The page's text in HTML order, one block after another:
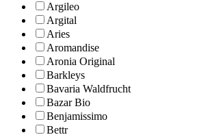
Argileo
Argital
Aries
Aromandise
Aronia Original
Barkleys
Bavaria Waldfrucht
Bazar Bio
Benjamissimo
Bettr